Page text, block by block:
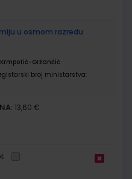
u osmom razredu
Gržančić
broj ministarstva:
13,60 €